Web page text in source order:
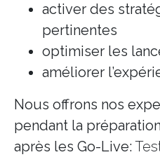
activer des
pertinentes
optimiser les
améliorer
Nous offrons nos
pendant la
après les Go-Live: